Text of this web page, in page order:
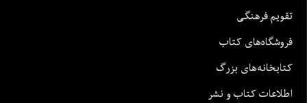
تقویم فرهنگی
فروشگاه‌های کتاب
کتابخانه‌های بزرگ
اطلاعات کتاب و نشر